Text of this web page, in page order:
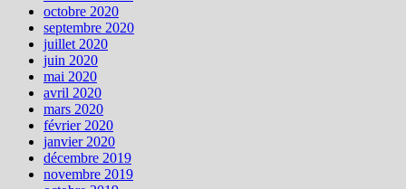
octobre 2020
septembre 2020
juillet 2020
juin 2020
mai 2020
avril 2020
mars 2020
février 2020
janvier 2020
décembre 2019
novembre 2019